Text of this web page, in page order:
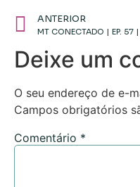
ANTERIOR
Deixe um
O seu endereço de e-
Campos obrigatórios
Comentário *